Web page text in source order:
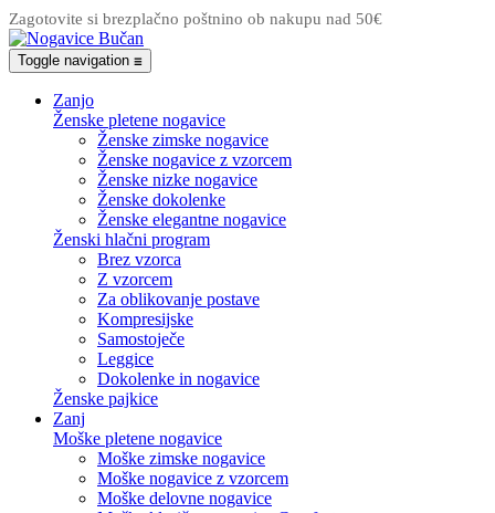
Zagotovite si brezplačno poštnino ob nakupu nad 50€
Toggle navigation ☰
Zanjo
Ženske pletene nogavice
Ženske zimske nogavice
Ženske nogavice z vzorcem
Ženske nizke nogavice
Ženske dokolenke
Ženske elegantne nogavice
Ženski hlačni program
Brez vzorca
Z vzorcem
Za oblikovanje postave
Kompresijske
Samostoječe
Leggice
Dokolenke in nogavice
Ženske pajkice
Zanj
Moške pletene nogavice
Moške zimske nogavice
Moške nogavice z vzorcem
Moške delovne nogavice